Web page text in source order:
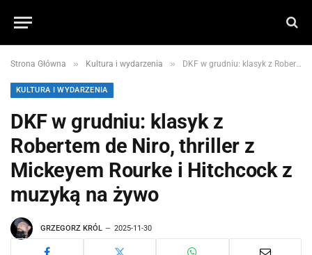
Strona Główna » Kultura i wydarzenia » DKF w grudniu: klasyk z Robertem de Niro, thriller z Mickeyem Rourke i Hitchcock z muzyką na żywo
KULTURA I WYDARZENIA
DKF w grudniu: klasyk z
Robertem de Niro, thriller z
Mickeyem Rourke i Hitchcock z
muzyką na żywo
GRZEGORZ KRÓL 2025-11-30